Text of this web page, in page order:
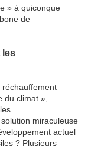
» à quiconque
de
les
du climat »,
miraculeuse
actuel
? Plusieurs